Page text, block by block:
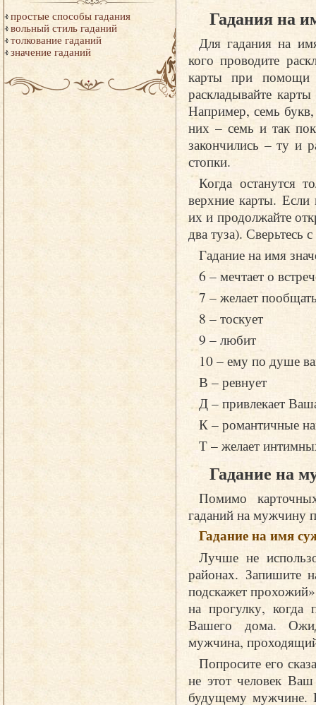
простые способы гадания
вольный стиль гаданий
толкование гаданий
значение гаданий
Гадания на
Для гадания на
кого проводите
карты при помощи
раскладывайте
Например, семь
них – семь и так
закончились – ту и
стопки.
Когда останутся
верхние карты. Если
их и продолжайте
два туза). Сверьтесь
Гадание на имя
6 – мечтает о
7 – желает
8 – тоскует
9 – любит
10 – ему по душе
В – ревнует
Д – привлекает
К – романтичные
Т – желает
Гадание на
Помимо
гаданий на мужчину
Гадание на имя
Лучше не
районах. Запишите
подскажет
на прогулку, когда
Вашего дома.
мужчина,
Попросите его
не этот человек
будущему мужчине.